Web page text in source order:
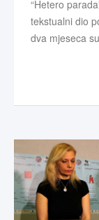
“Hetero
tekstualni dio
dva mjeseca